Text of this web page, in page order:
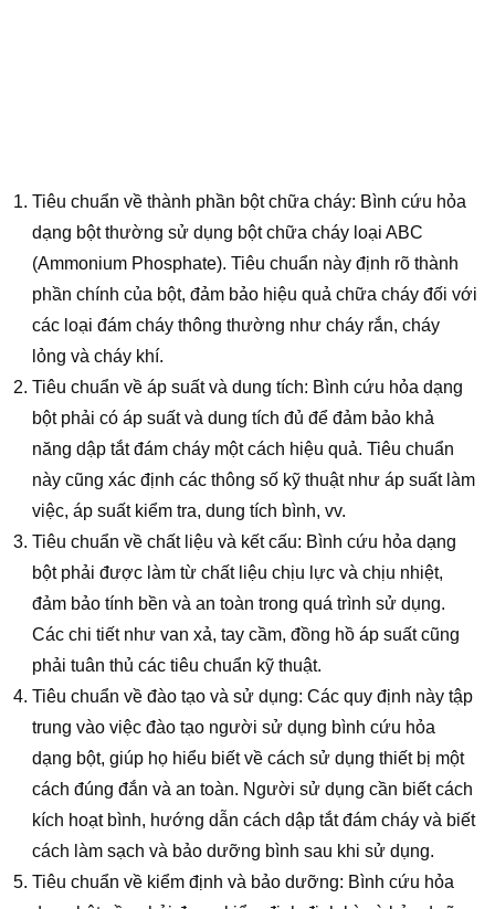
Tiêu chuẩn về thành phần bột chữa cháy: Bình cứu hỏa
dạng bột thường sử dụng bột chữa cháy loại ABC
(Ammonium Phosphate). Tiêu chuẩn này định rõ thành
phần chính của bột, đảm bảo hiệu quả chữa cháy đối với
các loại đám cháy thông thường như cháy rắn, cháy
lỏng và cháy khí.
Tiêu chuẩn về áp suất và dung tích: Bình cứu hỏa dạng
bột phải có áp suất và dung tích đủ để đảm bảo khả
năng dập tắt đám cháy một cách hiệu quả. Tiêu chuẩn
này cũng xác định các thông số kỹ thuật như áp suất làm
việc, áp suất kiểm tra, dung tích bình, vv.
Tiêu chuẩn về chất liệu và kết cấu: Bình cứu hỏa dạng
bột phải được làm từ chất liệu chịu lực và chịu nhiệt,
đảm bảo tính bền và an toàn trong quá trình sử dụng.
Các chi tiết như van xả, tay cầm, đồng hồ áp suất cũng
phải tuân thủ các tiêu chuẩn kỹ thuật.
Tiêu chuẩn về đào tạo và sử dụng: Các quy định này tập
trung vào việc đào tạo người sử dụng bình cứu hỏa
dạng bột, giúp họ hiểu biết về cách sử dụng thiết bị một
cách đúng đắn và an toàn. Người sử dụng cần biết cách
kích hoạt bình, hướng dẫn cách dập tắt đám cháy và biết
cách làm sạch và bảo dưỡng bình sau khi sử dụng.
Tiêu chuẩn về kiểm định và bảo dưỡng: Bình cứu hỏa